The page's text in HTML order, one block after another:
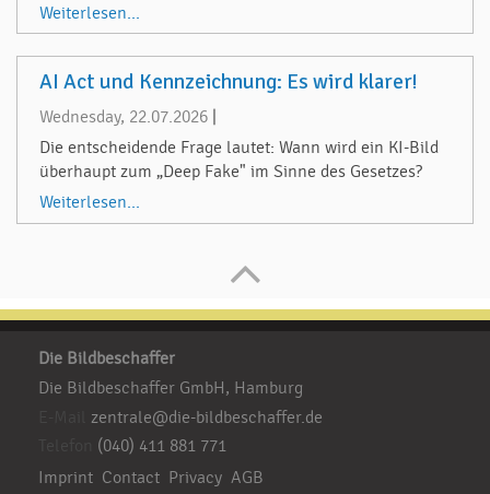
Weiterlesen...
AI Act und Kennzeichnung: Es wird klarer!
Wednesday, 22.07.2026
Die entscheidende Frage lautet: Wann wird ein KI-Bild
überhaupt zum „Deep Fake" im Sinne des Gesetzes?
Weiterlesen...
Die Bildbeschaffer
Die Bildbeschaffer GmbH, Hamburg
zentrale@die-bildbeschaffer.de
(040) 411 881 771
Imprint Contact Privacy AGB